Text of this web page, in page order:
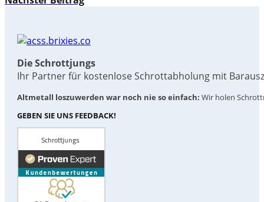
Die Schrottjungs
Ihr Partner für kostenlose Schrottabholung mit
Altmetall loszuwerden war noch nie so einfach: Wir holen
GEBEN SIE UNS FEEDBACK!